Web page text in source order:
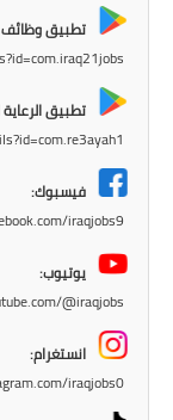
تطبيق وظائف
تطبيق
فيسبوك:
iraqjobs9
يوتيوب:
@iraqjobs
انستغرام:
iraqjobs0/